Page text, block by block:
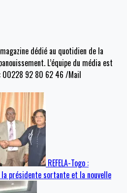
dédié au quotidien de la
L’équipe du média est
00228 92 80 62 46 /Mail
REFELA-Togo :
présidente sortante et la nouvelle